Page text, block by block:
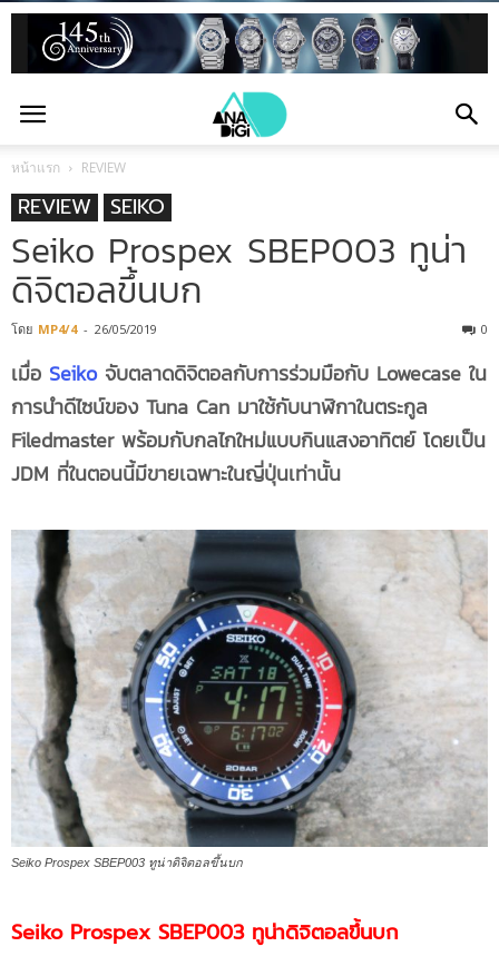
หน้าแรก REVIEW
REVIEW SEIKO
Seiko Prospex SBEP003 ทูน่า
ดิจิตอลขึ้นบก
โดย MP4/4 - 26/05/2019 0
เมื่อ Seikoจับตลาดดิจิตอลกับการร่วมมือกับ Lowecase ใน
การนำดีไซน์ของ Tuna Can มาใช้กับนาฬิกาในตระกูล
Filedmaster พร้อมกับกลไกใหม่แบบกินแสงอาทิตย์ โดยเป็น
JDM ที่ในตอนนี้มีขายเฉพาะในญี่ปุ่นเท่านั้น
Seiko Prospex SBEP003 ทูน่าดิจิตอลขึ้นบก
Seiko Prospex SBEP003 ทูน่าดิจิตอลขึ้นบก